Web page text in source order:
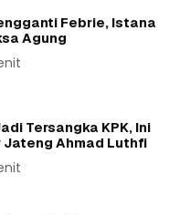
Febrie, Istana
Agung
Tersangka KPK, Ini
Jateng Ahmad Luthfi